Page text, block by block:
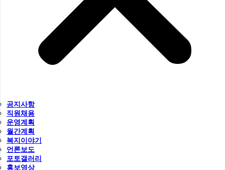
공지사항
직원채용
운영계획
월간계획
복지이야기
언론보도
포토갤러리
홍보영상